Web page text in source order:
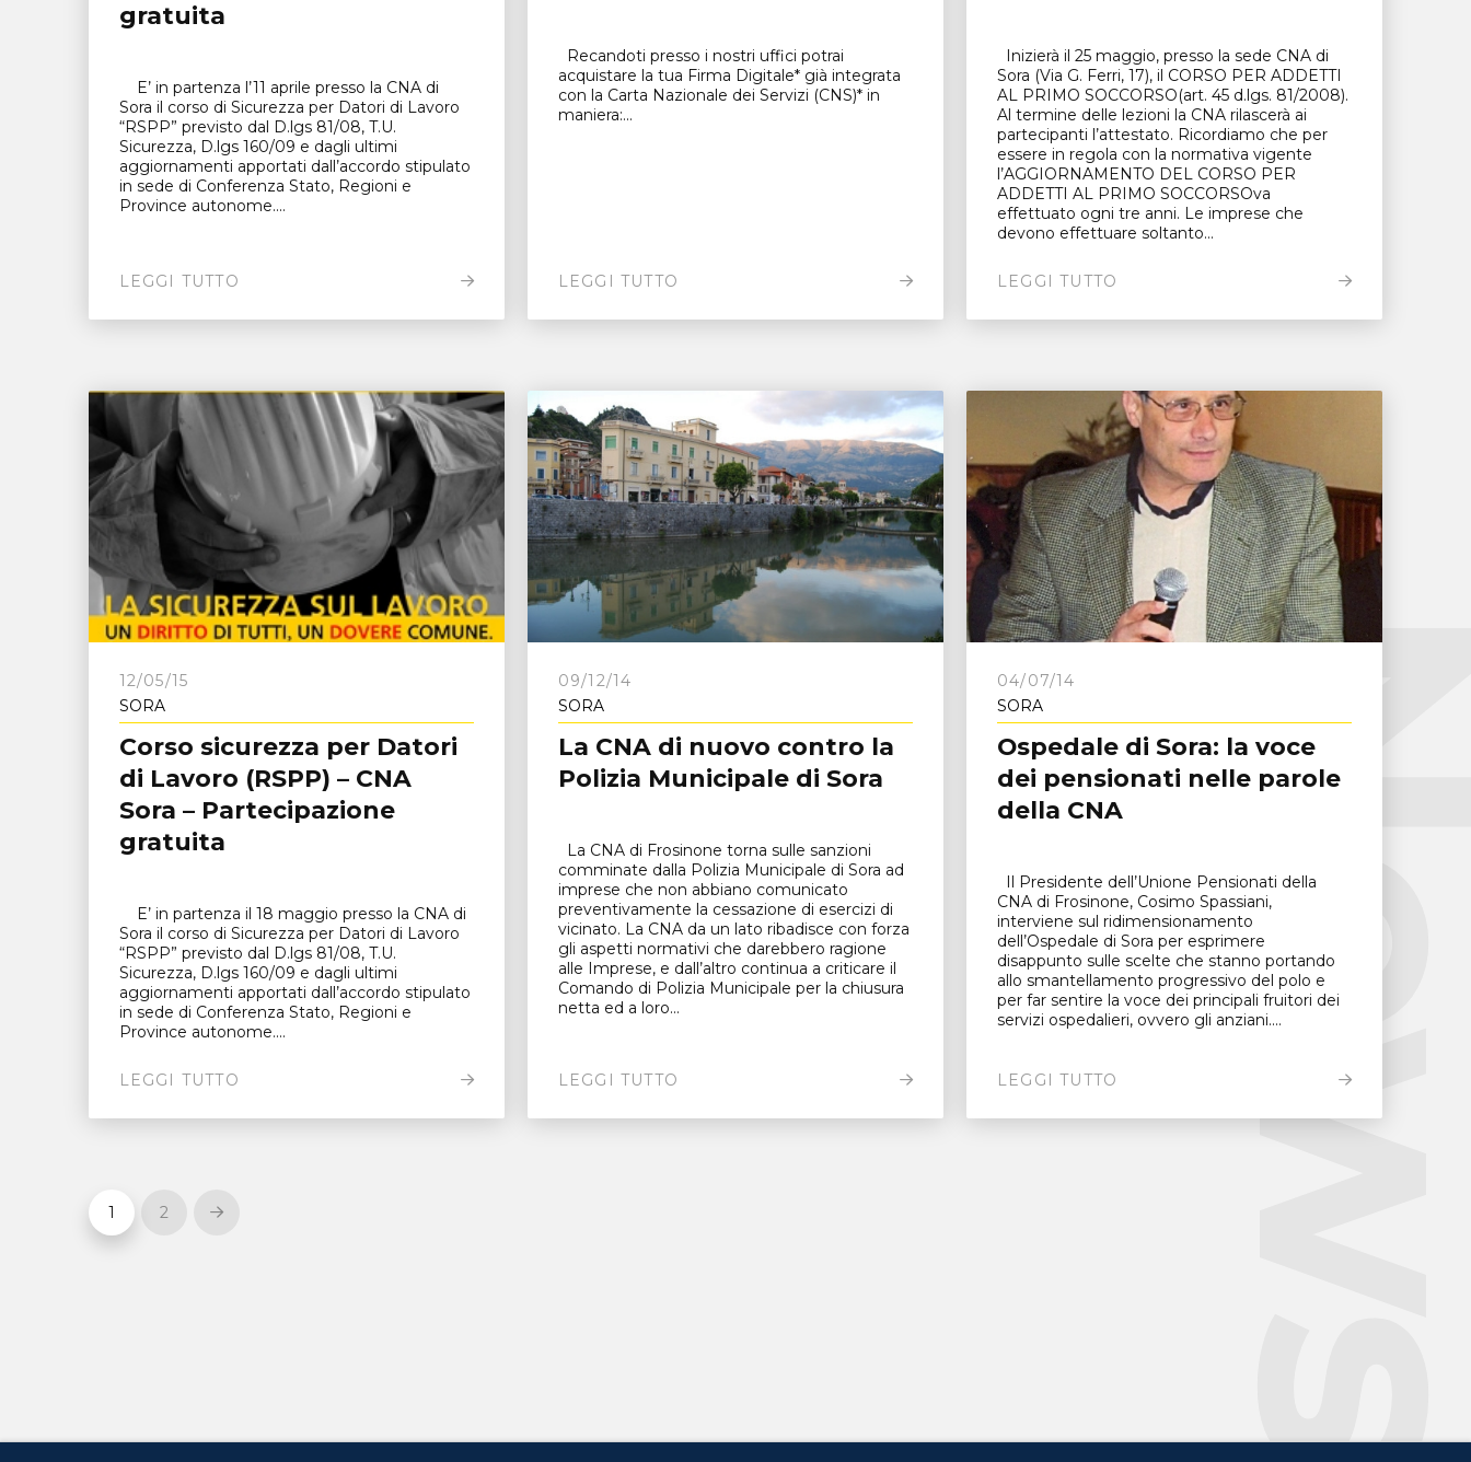
gratuita
E’ in partenza l’11 aprile presso la CNA di
Sora il corso di Sicurezza per Datori di Lavoro
“RSPP” previsto dal D.lgs 81/08, T.U.
Sicurezza, D.lgs 160/09 e dagli ultimi
aggiornamenti apportati dall’accordo stipulato
in sede di Conferenza Stato, Regioni e
Province autonome....
LEGGI TUTTO
Recandoti presso i nostri uffici potrai
acquistare la tua Firma Digitale* già integrata
con la Carta Nazionale dei Servizi (CNS)* in
maniera:...
LEGGI TUTTO
Inizierà il 25 maggio, presso la sede CNA di
Sora (Via G. Ferri, 17), il CORSO PER ADDETTI
AL PRIMO SOCCORSO(art. 45 d.lgs. 81/2008).
Al termine delle lezioni la CNA rilascerà ai
partecipanti l’attestato. Ricordiamo che per
essere in regola con la normativa vigente
l’AGGIORNAMENTO DEL CORSO PER
ADDETTI AL PRIMO SOCCORSOva
effettuato ogni tre anni. Le imprese che
devono effettuare soltanto...
LEGGI TUTTO
12/05/15
SORA
Corso sicurezza per Datori
di Lavoro (RSPP) – CNA
Sora – Partecipazione
gratuita
E’ in partenza il 18 maggio presso la CNA di
Sora il corso di Sicurezza per Datori di Lavoro
“RSPP” previsto dal D.lgs 81/08, T.U.
Sicurezza, D.lgs 160/09 e dagli ultimi
aggiornamenti apportati dall’accordo stipulato
in sede di Conferenza Stato, Regioni e
Province autonome....
LEGGI TUTTO
09/12/14
SORA
La CNA di nuovo contro la
Polizia Municipale di Sora
La CNA di Frosinone torna sulle sanzioni
comminate dalla Polizia Municipale di Sora ad
imprese che non abbiano comunicato
preventivamente la cessazione di esercizi di
vicinato. La CNA da un lato ribadisce con forza
gli aspetti normativi che darebbero ragione
alle Imprese, e dall’altro continua a criticare il
Comando di Polizia Municipale per la chiusura
netta ed a loro...
LEGGI TUTTO
04/07/14
SORA
Ospedale di Sora: la voce
dei pensionati nelle parole
della CNA
Il Presidente dell’Unione Pensionati della
CNA di Frosinone, Cosimo Spassiani,
interviene sul ridimensionamento
dell’Ospedale di Sora per esprimere
disappunto sulle scelte che stanno portando
allo smantellamento progressivo del polo e
per far sentire la voce dei principali fruitori dei
servizi ospedalieri, ovvero gli anziani....
LEGGI TUTTO
1 2 Next